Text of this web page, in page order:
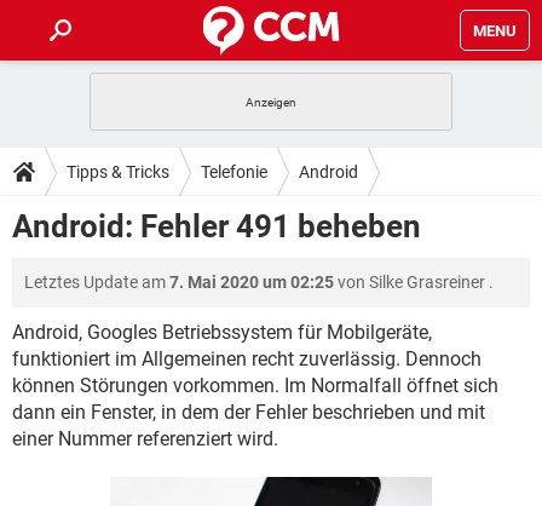
MENU
ANDROID IOS
WINDOWS 10 INSTAGRAM
TIPPS & TRICKS
SPIELE STREAMING
ANDROID IOS
WINDOWS 10 INSTAGRAM
WHATSAPP TIKTOK
FACEBOOK HARDWARE
DOWNLOADS
WINDOWS 10 INSTAGRAM
WHATSAPP TIKTOK
FORUM
SPIELE STREAMING
ANDROID IOS
WINDOWS 10 INSTAGRAM
WHATSAPP
HARDWARE
LEXIKON
SPIELE STREAMING
Tipps & Tricks Telefonie Android
Android: Fehler 491 beheben
Letztes Update am7. Mai 2020 um 02:25von Silke Grasreiner .
Android, Googles Betriebssystem für Mobilgeräte,
funktioniert im Allgemeinen recht zuverlässig. Dennoch
können Störungen vorkommen. Im Normalfall öffnet sich
dann ein Fenster, in dem der Fehler beschrieben und mit
einer Nummer referenziert wird.